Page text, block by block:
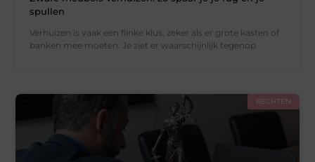
spullen
Verhuizen is vaak een flinke klus, zeker als er grote kasten of
banken mee moeten. Je ziet er waarschijnlijk tegenop
RECHTEN